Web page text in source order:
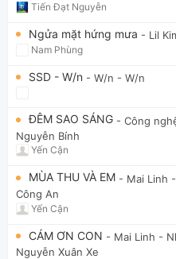
Tiến Đạt Nguyễn
Ngửa mặt hứng mưa - Lil
Nam Phùng
SSD - W/n - W/n - W/n
ĐÊM SAO SÁNG - Công
Nguyễn Bính
Yến Cận
MÙA THU VÀ EM - Mai Linh
Công An
Yến Cận
CÁM ƠN CON - Mai Linh -
Nguyễn Xuân Xe